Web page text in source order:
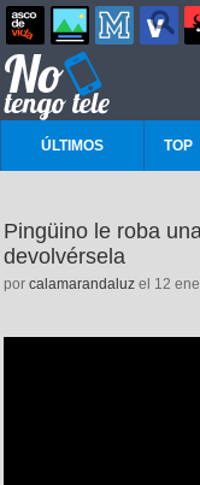
ÚLTIMOS TOP
Pingüino le roba
devolvérsela
por calamarandaluz el 12